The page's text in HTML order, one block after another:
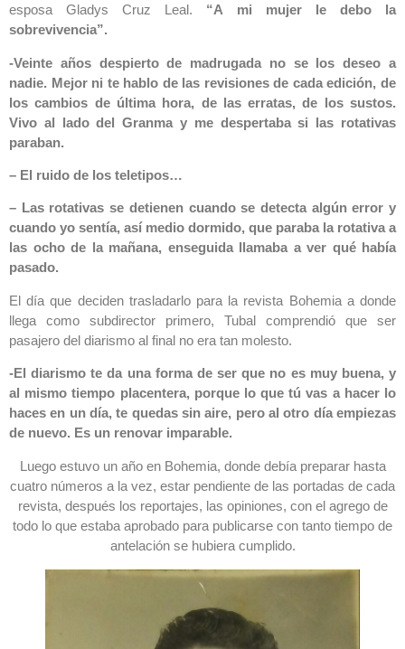
esposa Gladys Cruz Leal. “A mi mujer le debo la
sobrevivencia”.
-Veinte años despierto de madrugada no se los deseo a
nadie. Mejor ni te hablo de las revisiones de cada edición, de
los cambios de última hora, de las erratas, de los sustos.
Vivo al lado del Granma y me despertaba si las rotativas
paraban.
– El ruido de los teletipos…
– Las rotativas se detienen cuando se detecta algún error y
cuando yo sentía, así medio dormido, que paraba la rotativa a
las ocho de la mañana, enseguida llamaba a ver qué había
pasado.
El día que deciden trasladarlo para la revista Bohemia a donde
llega como subdirector primero, Tubal comprendió que ser
pasajero del diarismo al final no era tan molesto.
-El diarismo te da una forma de ser que no es muy buena, y
al mismo tiempo placentera, porque lo que tú vas a hacer lo
haces en un día, te quedas sin aire, pero al otro día empiezas
de nuevo. Es un renovar imparable.
Luego estuvo un año en Bohemia, donde debía preparar hasta
cuatro números a la vez, estar pendiente de las portadas de cada
revista, después los reportajes, las opiniones, con el agrego de
todo lo que estaba aprobado para publicarse con tanto tiempo de
antelación se hubiera cumplido.